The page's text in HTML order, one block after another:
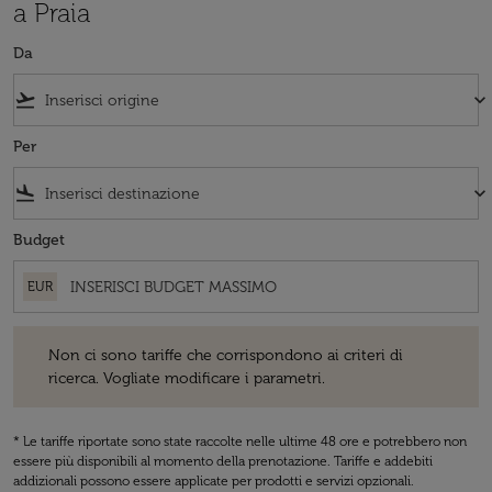
a Praia
Da
flight_takeoff keyboard_arrow_down
Per
flight_land keyboard_arrow_down
Budget
EUR
Non ci sono tariffe che corrispondono ai criteri di
ricerca. Vogliate modificare i parametri.
* Le tariffe riportate sono state raccolte nelle ultime 48 ore e potrebbero non
essere più disponibili al momento della prenotazione. Tariffe e addebiti
addizionali possono essere applicate per prodotti e servizi opzionali.